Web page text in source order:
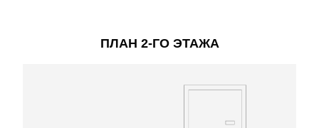
ПЛАН 2-ГО ЭТАЖА